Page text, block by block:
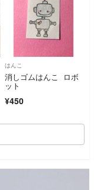
はんこ
消しゴムはんこ ロボ
ット
¥450